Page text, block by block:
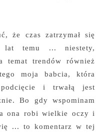
że czas zatrzymał się
lat temu ... niestety,
temat trendów również
moja babcia, która
i trwałą jest
Bo gdy wspominam
ona robi wielkie oczy i
... to komentarz w tej